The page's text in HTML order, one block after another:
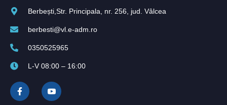
Berbești,Str. Principala, nr. 256, jud. Vâlcea
berbesti@vl.e-adm.ro
0350525965
L-V 08:00 – 16:00